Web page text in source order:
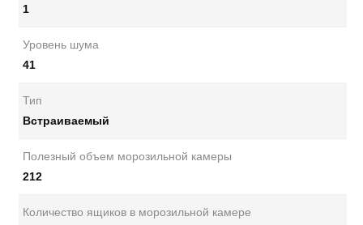
1
Уровень шума
41
Тип
Встраиваемый
Полезный объем морозильной камеры
212
Количество ящиков в морозильной камере